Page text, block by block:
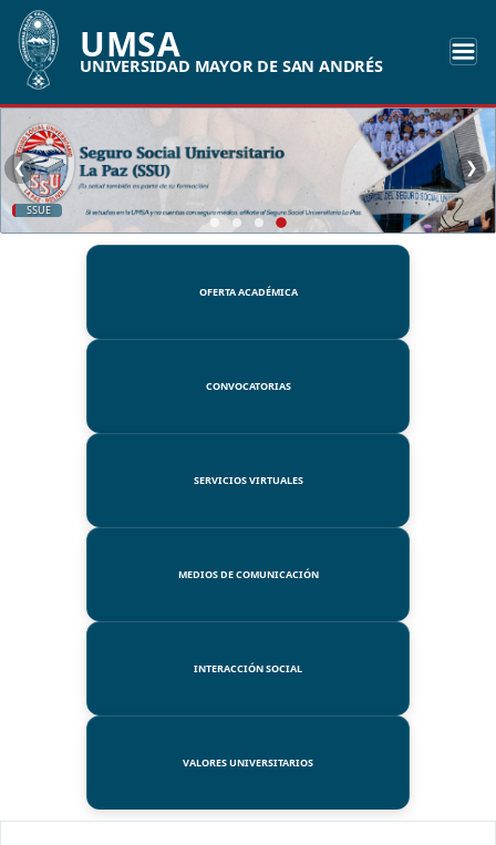
UMSA
UNIVERSIDAD MAYOR DE SAN ANDRÉS
SSUE
❮ ❯
OFERTA ACADÉMICA
CONVOCATORIAS
SERVICIOS VIRTUALES
MEDIOS DE COMUNICACIÓN
INTERACCIÓN SOCIAL
VALORES UNIVERSITARIOS